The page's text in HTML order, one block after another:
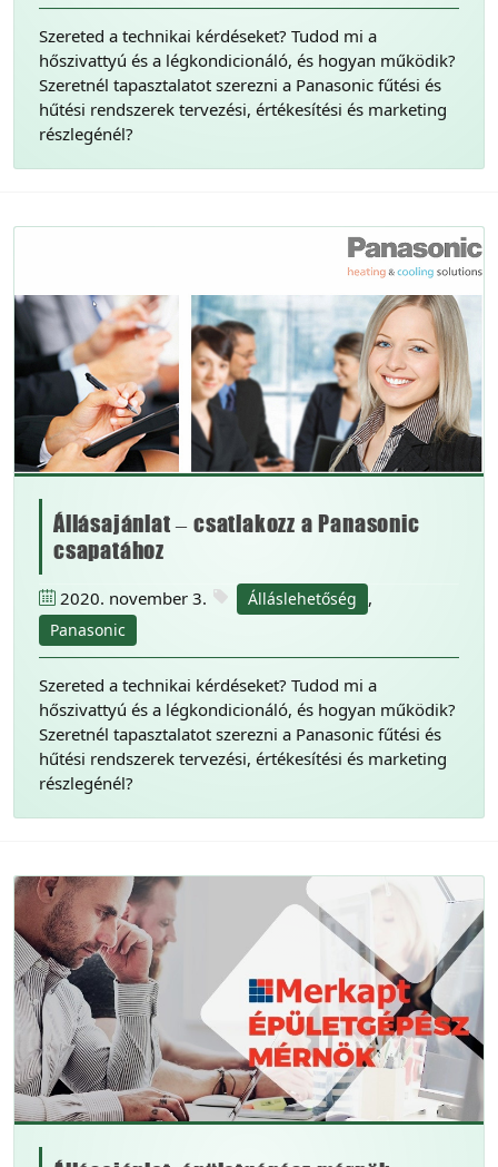
Szereted a technikai kérdéseket? Tudod mi a
hőszivattyú és a légkondicionáló, és hogyan működik?
Szeretnél tapasztalatot szerezni a Panasonic fűtési és
hűtési rendszerek tervezési, értékesítési és marketing
részlegénél?
Állásajánlat – csatlakozz a Panasonic
csapatához
2020. november 3. Álláslehetőség ,
Panasonic
Szereted a technikai kérdéseket? Tudod mi a
hőszivattyú és a légkondicionáló, és hogyan működik?
Szeretnél tapasztalatot szerezni a Panasonic fűtési és
hűtési rendszerek tervezési, értékesítési és marketing
részlegénél?